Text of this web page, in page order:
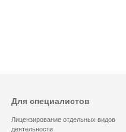
Для специалистов
Лицензирование отдельных видов
деятельности